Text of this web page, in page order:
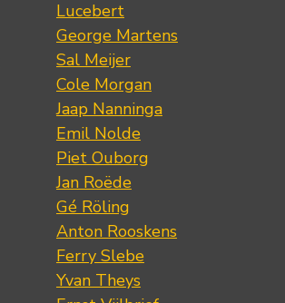
Lucebert
George Martens
Sal Meijer
Cole Morgan
Jaap Nanninga
Emil Nolde
Piet Ouborg
Jan Roëde
Gé Röling
Anton Rooskens
Ferry Slebe
Yvan Theys